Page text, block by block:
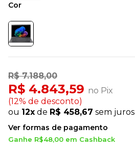
R$ 7.188,00
R$ 4.843,59 no Pix
(12% de desconto)
ou 12x de R$ 458,67 sem juros
Ver formas de pagamento
Ganhe R$48,00 em Cashback
Cor